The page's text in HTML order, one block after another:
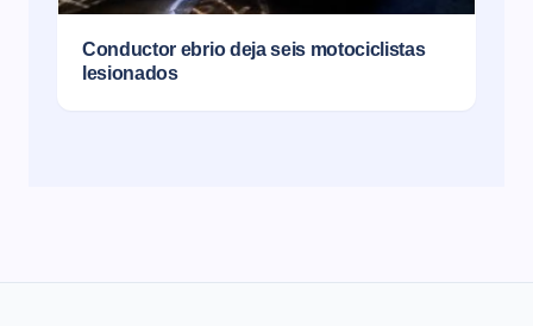
Conductor ebrio deja seis motociclistas
lesionados